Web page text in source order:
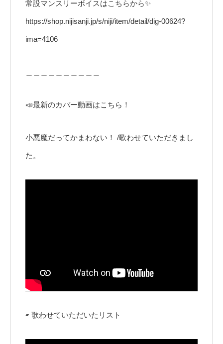
常設マンスリーボイスはこちらから✨
https://shop.nijisanji.jp/s/niji/item/detail/dig-00624?
ima=4106
📣最新のカバー動画はこちら！
小悪魔だってかまわない！ /歌わせていただきまし
た。
▱ 歌わせていただいたリスト